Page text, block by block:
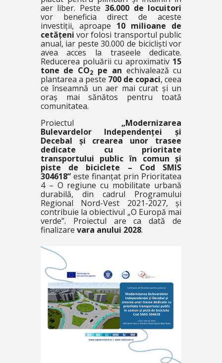
aer liber. Peste 36.000 de locuitori
vor beneficia direct de aceste
investiții, aproape 10 milioane de
cetățeni vor folosi transportul public
anual, iar peste 30.000 de bicicliști vor
avea acces la traseele dedicate.
Reducerea poluării cu aproximativ 15
tone de CO2 pe an echivalează cu
plantarea a peste 700 de copaci, ceea
ce înseamnă un aer mai curat și un
oraș mai sănătos pentru toată
comunitatea.
Proiectul „Modernizarea
Bulevardelor Independenței și
Decebal și crearea unor trasee
dedicate cu prioritate
transportului public în comun și
piste de biciclete – Cod SMIS
304618”este finanțat prin Prioritatea
4 – O regiune cu mobilitate urbană
durabilă, din cadrul Programului
Regional Nord-Vest 2021-2027, și
contribuie la obiectivul „O Europă mai
verde”. Proiectul are ca dată de
finalizare vara anului 2028.